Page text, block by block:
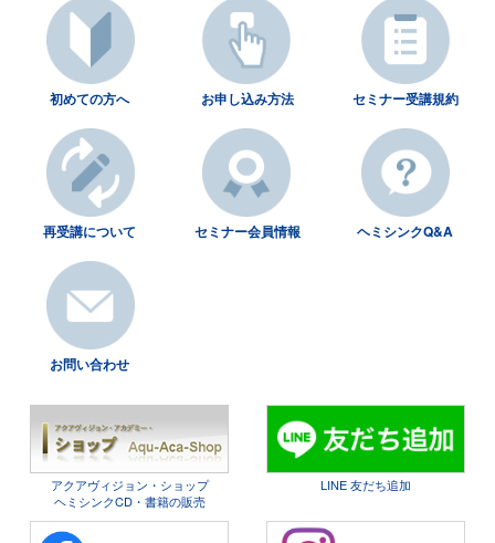
初めての方へ お申し込み方法 セミナー受講規約
再受講について セミナー会員情報 ヘミシンクQ&A
お問い合わせ
アクアヴィジョン・ショップ
ヘミシンクCD・書籍の販売
LINE 友だち追加